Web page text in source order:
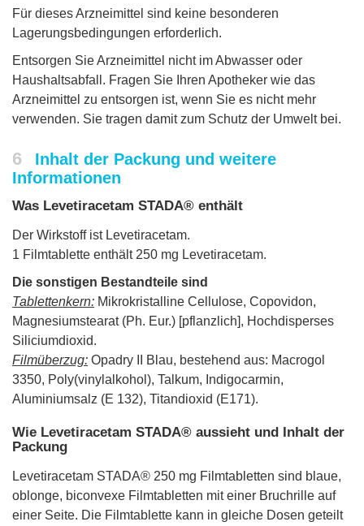
Für dieses Arzneimittel sind keine besonderen
Lagerungsbedingungen erforderlich.
Entsorgen Sie Arzneimittel nicht im Abwasser oder
Haushaltsabfall. Fragen Sie Ihren Apotheker wie das
Arzneimittel zu entsorgen ist, wenn Sie es nicht mehr
verwenden. Sie tragen damit zum Schutz der Umwelt bei.
6
Inhalt der Packung und weitere
Informationen
Was Levetiracetam STADA® enthält
Der Wirkstoff ist Levetiracetam.
1 Filmtablette enthält 250 mg Levetiracetam.
Die sonstigen Bestandteile sind
Tablettenkern: Mikrokristalline Cellulose, Copovidon,
Magnesiumstearat (Ph. Eur.) [pflanzlich], Hochdisperses
Siliciumdioxid.
Filmüberzug: Opadry II Blau, bestehend aus: Macrogol
3350, Poly(vinylalkohol), Talkum, Indigocarmin,
Aluminiumsalz (E 132), Titandioxid (E171).
Wie Levetiracetam STADA® aussieht und Inhalt der
Packung
Levetiracetam STADA® 250 mg Filmtabletten sind blaue,
oblonge, biconvexe Filmtabletten mit einer Bruchrille auf
einer Seite. Die Filmtablette kann in gleiche Dosen geteilt